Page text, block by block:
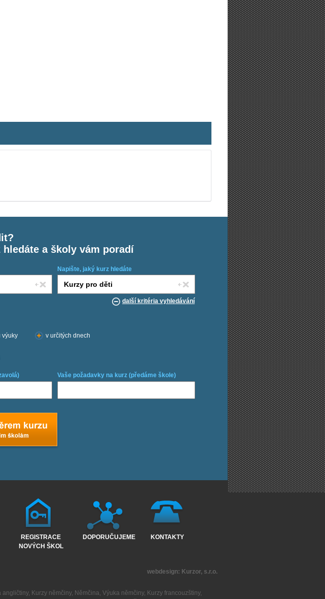
hledáte a školy vám poradí
Napište, jaký kurz hledáte
další kritéria vyhledávání
výuky v určitých dnech
Vaše požadavky na kurz (předáme škole)
REGISTRACE
NOVÝCH ŠKOL
DOPORUČUJEME KONTAKTY
webdesign: Kurzor, s.r.o.
angličtiny, Kurzy němčiny, Němčina, Výuka němčiny, Kurzy francouzštiny,